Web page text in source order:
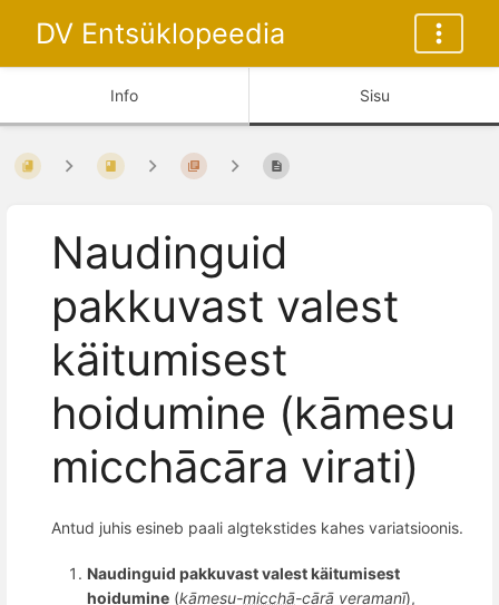
DV Entsüklopeedia
Info Sisu
Naudinguid
pakkuvast valest
käitumisest
hoidumine (kāmesu
micchācāra virati)
Antud juhis esineb paali algtekstides kahes variatsioonis.
Naudinguid pakkuvast valest käitumisest
hoidumine (kāmesu-micchā-cārā veramaṇī),